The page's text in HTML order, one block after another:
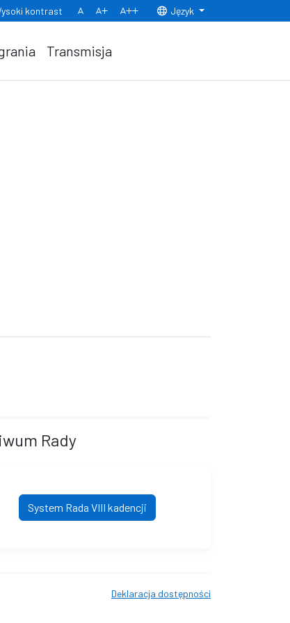
kontrast
Normalny rozmiar czcionki
Rozmiar czcionki 150% Rozmiar czcionki 200%
Język
Transmisja
Rady
System Rada VIII kadencji
Deklaracja dostępności